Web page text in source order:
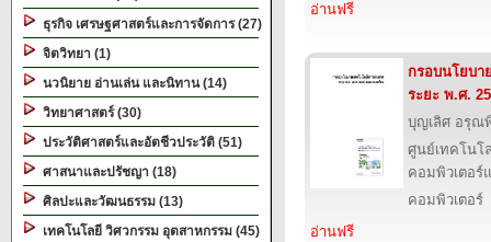
ธุรกิจ เศรษฐศาสตร์และการจัดการ (27)
จิตวิทยา (1)
นวนิยาย อ่านเล่น และนิทาน (14)
วิทยาศาสตร์ (30)
ประวัติศาสตร์และอัตชีวประวัติ (51)
ศาสนาและปรัชญา (18)
ศิลปะและวัฒนธรรม (13)
เทคโนโลยี วิศวกรรม อุตสาหกรรม (45)
อ่านฟรี
กรอบนโยบา
ระยะ พ.ศ.
บุญเลิศ อรุณ
ศูนย์เทคโนโ
คอมพิวเตอร์
คอมพิวเตอร์
อ่านฟรี